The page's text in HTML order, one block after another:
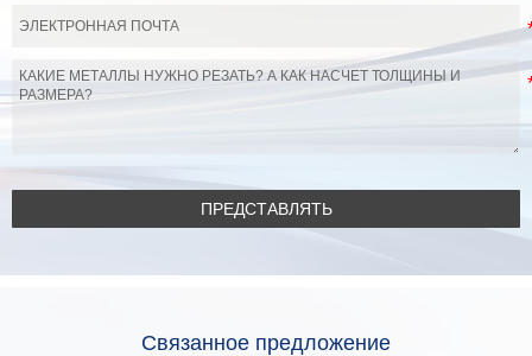
ПРЕДСТАВЛЯТЬ
Связанное предложение